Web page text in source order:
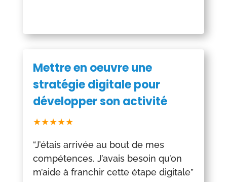
Mettre en oeuvre une
stratégie digitale pour
développer son activité
★★★★★
“J’étais arrivée au bout de mes
compétences. J’avais besoin qu’on
m’aide à franchir cette étape digitale”